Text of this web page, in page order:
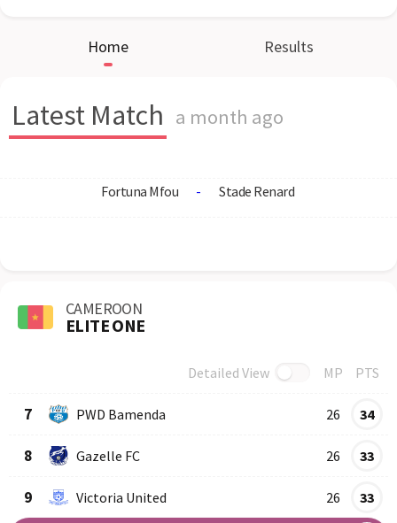
Home Results
Latest Match a month ago
Fortuna Mfou - Stade Renard
CAMEROON
ELITE ONE
Detailed View MP PTS
7 PWD Bamenda 26 34
8 Gazelle FC 26 33
9 Victoria United 26 33